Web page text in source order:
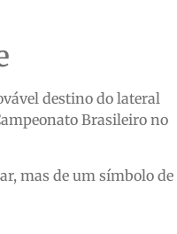
destino do lateral
Brasileiro no
mas de um símbolo de